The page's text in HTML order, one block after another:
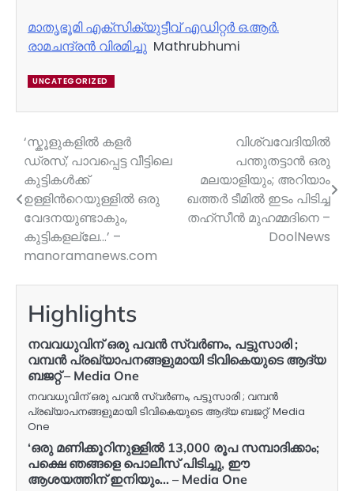
മാതൃഭൂമി എക്‌സിക്യുട്ടീവ് എഡിറ്റർ ഒ.ആർ.
രാമചന്ദ്രൻ വിരമിച്ചു Mathrubhumi
UNCATEGORIZED
Post
navigation
‘സ്കൂളുകളില്‍ കളർ
ഡ്രസ്; പാവപ്പെട്ട വീട്ടിലെ
കുട്ടികൾക്ക്
ഉള്ളിന്‍റെയുള്ളിൽ ഒരു
വേദനയുണ്ടാകും,
കുട്ടികളല്ലേ…’ –
manoramanews.com
വിശ്വവേദിയില്‍
പന്തുതട്ടാന്‍ ഒരു
മലയാളിയും; അറിയാം
ഖത്തര്‍ ടീമില്‍ ഇടം പിടിച്ച
തഹ്സീന്‍ മുഹമ്മദിനെ –
DoolNews
Highlights
നവവധുവിന് ഒരു പവന്‍ സ്വര്‍ണം, പട്ടുസാരി ;
വമ്പന്‍ പ്രഖ്യാപനങ്ങളുമായി ടിവികെയുടെ ആദ്യ
ബജറ്റ് – Media One
നവവധുവിന് ഒരു പവന്‍ സ്വര്‍ണം, പട്ടുസാരി ; വമ്പന്‍
പ്രഖ്യാപനങ്ങളുമായി ടിവികെയുടെ ആദ്യ ബജറ്റ് Media
One
‘ഒരു മണിക്കൂറിനുള്ളിൽ 13,000 രൂപ സമ്പാദിക്കാം;
പക്ഷെ ഞങ്ങളെ പൊലീസ് പിടിച്ചു, ഈ
ആശയത്തിന് ഇനിയും… – Media One